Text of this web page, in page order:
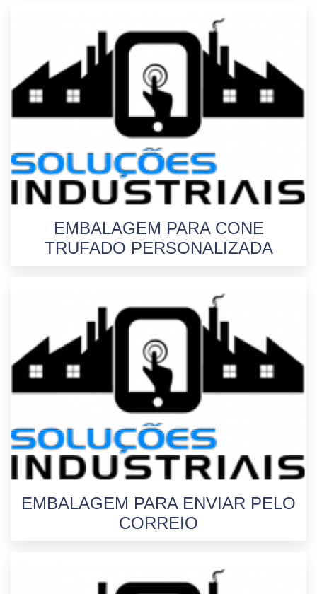
EMBALAGEM PARA CONE
TRUFADO PERSONALIZADA
EMBALAGEM PARA ENVIAR PELO
CORREIO